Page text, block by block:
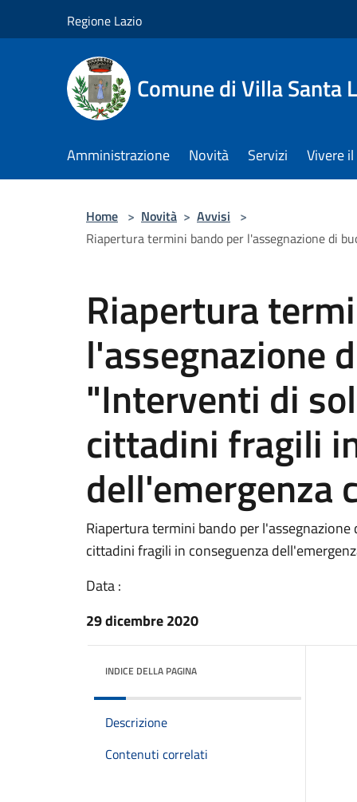
Regione Lazio
Comune di Villa Santa
Amministrazione Novità Servizi Vivere
Home > Novità > Avvisi >
Riapertura termini bando per l'assegnazione di
Riapertura
l'assegnazione
"Interventi di
cittadini fragili
dell'emergenza
Riapertura termini bando per
cittadini fragili in conseguenza
Data :
29 dicembre 2020
INDICE DELLA PAGINA
Descrizione
Contenuti correlati